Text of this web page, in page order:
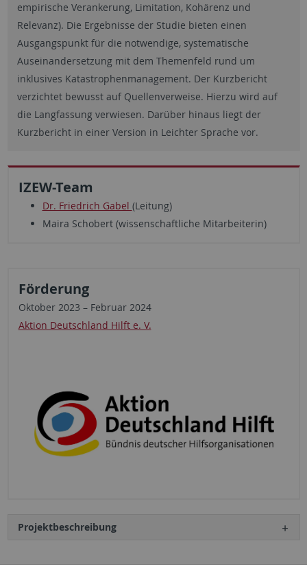
empirische Verankerung, Limitation, Kohärenz und
Relevanz). Die Ergebnisse der Studie bieten einen
Ausgangspunkt für die notwendige, systematische
Auseinandersetzung mit dem Themenfeld rund um
inklusives Katastrophenmanagement. Der Kurzbericht
verzichtet bewusst auf Quellenverweise. Hierzu wird auf
die Langfassung verwiesen. Darüber hinaus liegt der
Kurzbericht in einer Version in Leichter Sprache vor.
IZEW-Team
Dr. Friedrich Gabel (Leitung)
Maira Schobert (wissenschaftliche Mitarbeiterin)
Förderung
Oktober 2023 – Februar 2024
Aktion Deutschland Hilft e. V.
Projektbeschreibung